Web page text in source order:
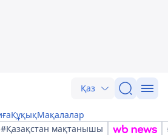
Қаз
ҚұқықМақалалар
#Қазақстан мақтанышы